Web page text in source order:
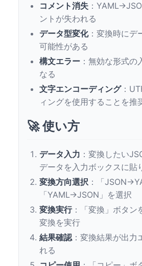
コメント消失 ：
ントが失われる
データ型変化：変換時にデ
可能性がある
構文エラー ：無効な形式の
なる
文字エンコーディング：
ィングを使用することを推
🚀 使い方
データ入力 ：変換したい
データを入力ボックスに貼
変換方向選択 ：「
「YAML→JSON」を選択
変換実行：「変換」ボタン
変換を実行
結果確認 ：変換結果が出力
れる